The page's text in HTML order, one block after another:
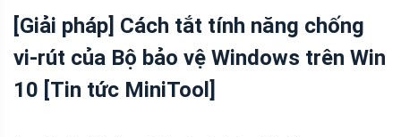
MINITOOL
[Giải pháp] Cách tắt tính năng chống
vi-rút của Bộ bảo vệ Windows trên Win
10 [Tin tức MiniTool]